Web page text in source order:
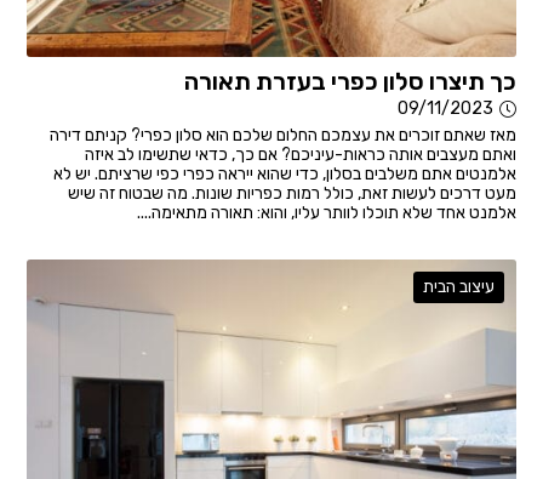
כך תיצרו סלון כפרי בעזרת תאורה
09/11/2023
מאז שאתם זוכרים את עצמכם החלום שלכם הוא סלון כפרי? קניתם דירה
ואתם מעצבים אותה כראות-עיניכם? אם כך, כדאי שתשימו לב איזה
אלמנטים אתם משלבים בסלון, כדי שהוא ייראה כפרי כפי שרציתם. יש לא
מעט דרכים לעשות זאת, כולל רמות כפריות שונות. מה שבטוח זה שיש
אלמנט אחד שלא תוכלו לוותר עליו, והוא: תאורה מתאימה....
עיצוב הבית